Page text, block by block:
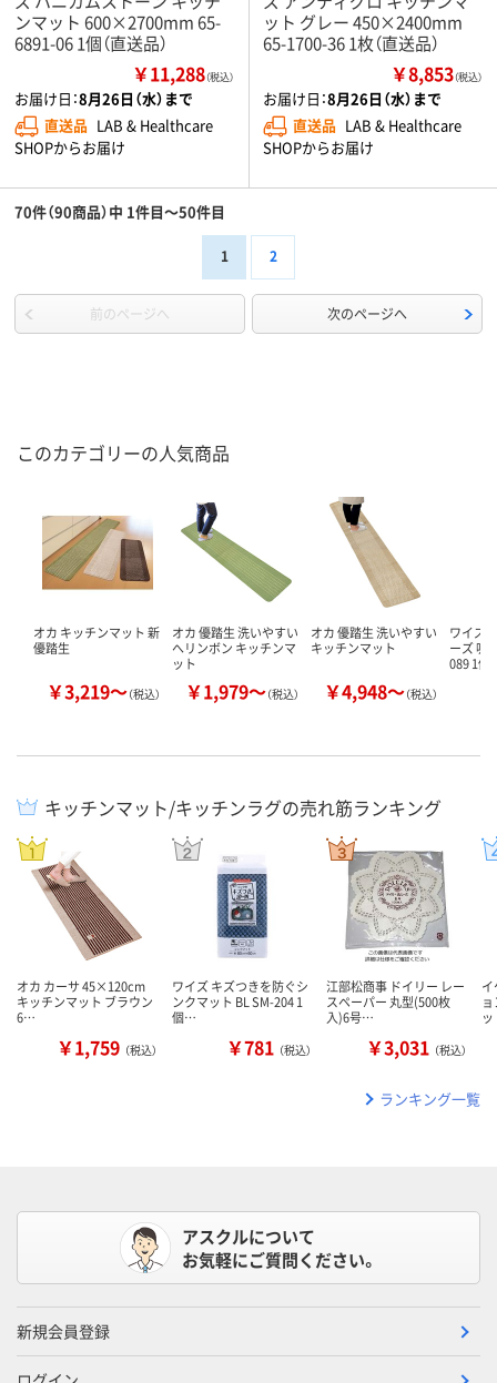
ンマット 600×2700mm 65-
6891-06 1個（直送品）
￥11,288（税込）
お届け日：8月26日（水）まで
直送品 LAB & Healthcare
SHOPからお届け
ット グレー 450×2400mm
65-1700-36 1枚（直送品）
￥8,853（税込）
お届け日：8月26日（水）まで
直送品 LAB & Healthcare
SHOPからお届け
70件（90商品）中 1件目～50件目
1 2
前のページへ 次のページへ
このカテゴリーの人気商品
オカ キッチンマット 新
優踏生
￥3,219～（税込）
オカ 優踏生 洗いやすい
へリンボン キッチンマ
ット
￥1,979～（税込）
オカ 優踏生 洗いやすい
キッチンマット
￥4,948～（税込）
ワイズ
ーズ 吸
089 1
キッチンマット/キッチンラグの売れ筋ランキング
オカ カーサ 45×120cm
キッチンマット ブラウン
6…
￥1,759 （税込）
ワイズ キズつきを防ぐシ
ンクマット BL SM-204 1
個…
￥781 （税込）
江部松商事 ドイリー レー
スペーパー 丸型(500枚
入)6号…
￥3,031 （税込）
イ
ランキング一覧
アスクルについて
お気軽にご質問ください。
新規会員登録